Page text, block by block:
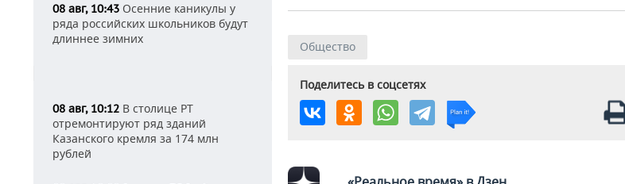
08 авг, 10:43 Осенние каникулы у
ряда российских школьников будут
длиннее зимних
08 авг, 10:12 В столице РТ
отремонтируют ряд зданий
Казанского кремля за 174 млн
рублей
Общество
Поделитесь в соцсетях